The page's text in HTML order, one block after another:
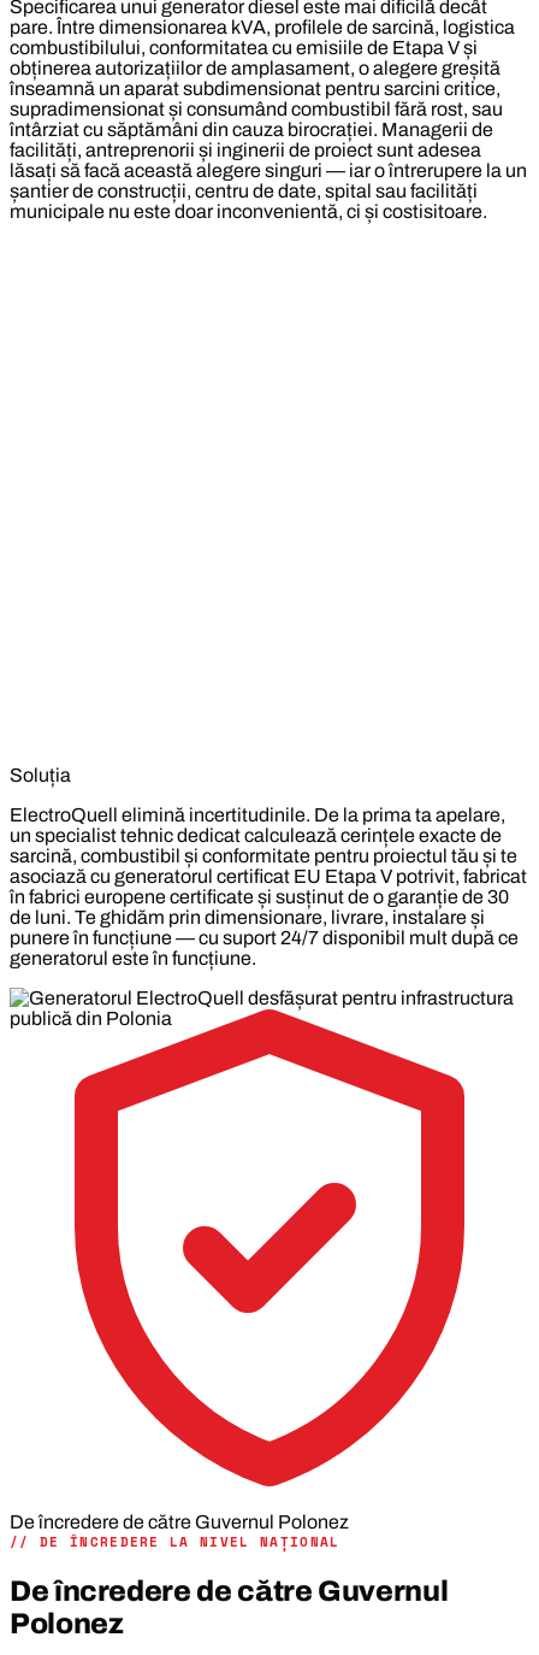
Specificarea unui generator diesel este mai dificilă decât
pare. Între dimensionarea kVA, profilele de sarcină, logistica
combustibilului, conformitatea cu emisiile de Etapa V și
obținerea autorizațiilor de amplasament, o alegere greșită
înseamnă un aparat subdimensionat pentru sarcini critice,
supradimensionat și consumând combustibil fără rost, sau
întârziat cu săptămâni din cauza birocrației. Managerii de
facilități, antreprenorii și inginerii de proiect sunt adesea
lăsați să facă această alegere singuri — iar o întrerupere la un
șantier de construcții, centru de date, spital sau facilități
municipale nu este doar inconvenientă, ci și costisitoare.
Soluția
ElectroQuell elimină incertitudinile. De la prima ta apelare,
un specialist tehnic dedicat calculează cerințele exacte de
sarcină, combustibil și conformitate pentru proiectul tău și te
asociază cu generatorul certificat EU Etapa V potrivit, fabricat
în fabrici europene certificate și susținut de o garanție de 30
de luni. Te ghidăm prin dimensionare, livrare, instalare și
punere în funcțiune — cu suport 24/7 disponibil mult după ce
generatorul este în funcțiune.
De încredere de către Guvernul Polonez
// DE ÎNCREDERE LA NIVEL NAȚIONAL
De încredere de către Guvernul
Polonez